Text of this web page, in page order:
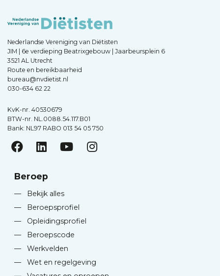
Nederlandse Vereniging van Diëtisten
JIM | 6e verdieping Beatrixgebouw | Jaarbeursplein 6
3521 AL Utrecht
Route en bereikbaarheid
bureau@nvdietist.nl
030-634 62 22
KvK-nr. 40530679
BTW-nr. NL.0088.54.117.B01
Bank: NL97 RABO 013 54 05 750
Beroep
—
Bekijk alles
—
Beroepsprofiel
—
Opleidingsprofiel
—
Beroepscode
—
Werkvelden
—
Wet en regelgeving